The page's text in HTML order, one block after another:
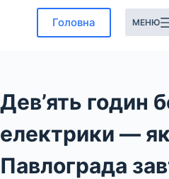
Головна МЕНЮ
Дев’ять годин
електрики —
Павлограда